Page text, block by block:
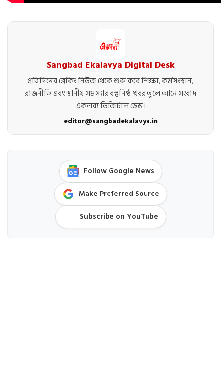
Sangbad Ekalavya Digital Desk
প্রতিদিনের ব্রেকিং নিউজ থেকে শুরু করে শিক্ষা, কর্মসংস্থান,
রাজনীতি এবং স্থানীয় সমস্যার বস্তুনিষ্ঠ খবর তুলে আনে সংবাদ
একলব্য ডিজিটাল ডেস্ক।
editor@sangbadekalavya.in
Follow Google News
Make Preferred Source
Subscribe on YouTube